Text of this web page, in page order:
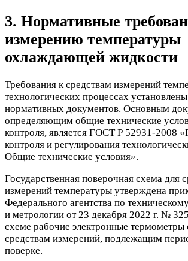
3. Нормативные
измерению температуры
охлаждающей жидкости
Требования к средствам измерений
технологических процессах
нормативных документов. Основным
определяющим общие технические
контроля, является ГОСТ Р 52931-2008
контроля и регулирования
Общие технические условия».
Государственная поверочная схема для
измерений температуры утверждена
Федерального агентства по
и метрологии от 23 декабря 2022 г. №
схеме рабочие электронные термометры
средствам измерений, подлежащим
поверке.